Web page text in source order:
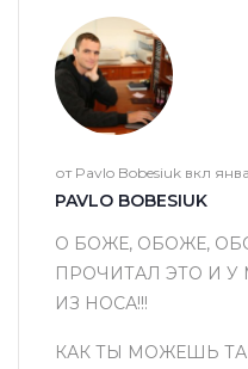
от Pavlo Bobesiuk вкл
PAVLO BOBESIUK
О БОЖЕ, ОБОЖЕ,
ПРОЧИТАЛ ЭТО И
ИЗ НОСА!!!
КАК ТЫ МОЖЕШЬ